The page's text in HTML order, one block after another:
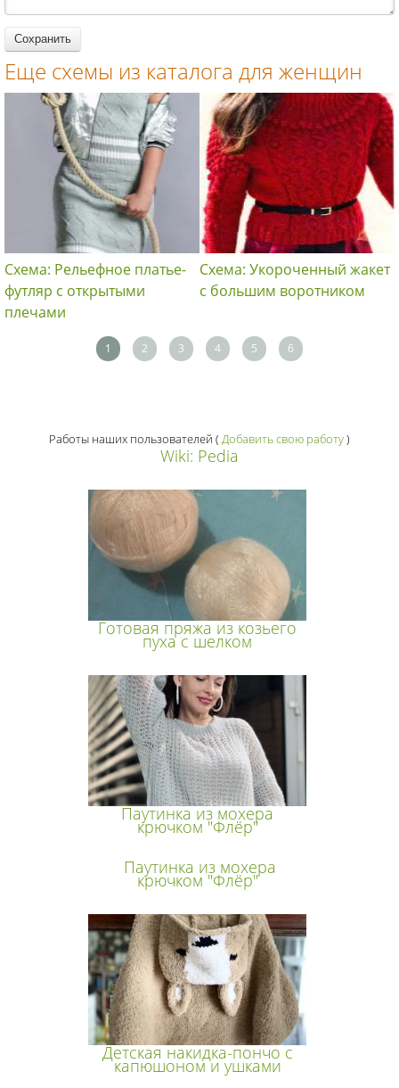
Еще схемы из каталога для женщин
Схема: Рельефное платье-
футляр с открытыми
плечами
Схема: Укороченный жакет
с большим воротником
1 2 3 4 5 6
Работы наших пользователей ( Добавить свою работу)
Wiki: Pedia
Готовая пряжа из козьего
пуха с шелком
Паутинка из мохера
крючком "Флёр"
Паутинка из мохера
крючком "Флёр"
Детская накидка-пончо с
капюшоном и ушками